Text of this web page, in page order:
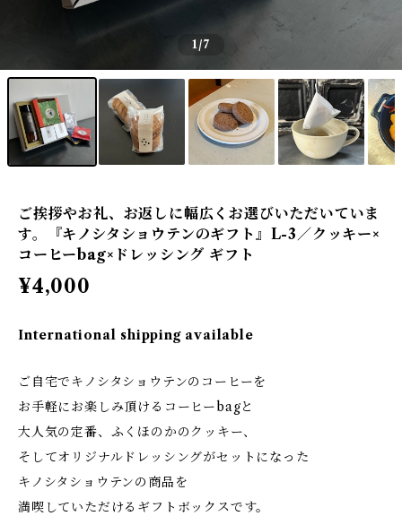
1/7
ご挨拶やお礼、お返しに幅広くお選びいただいていま
す。『キノシタショウテンのギフト』L-3／クッキー×
コーヒーbag×ドレッシング ギフト
¥4,000
International shipping available
ご自宅でキノシタショウテンのコーヒーを
お手軽にお楽しみ頂けるコーヒーbagと
大人気の定番、ふくほのかのクッキー、
そしてオリジナルドレッシングがセットになった
キノシタショウテンの商品を
満喫していただけるギフトボックスです。